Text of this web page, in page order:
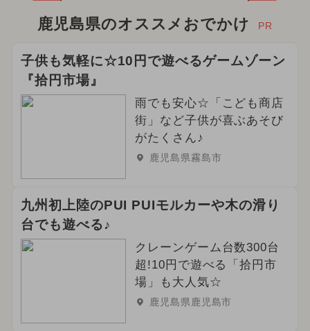
鹿児島県のオススメおでかけ PR
子供も気軽に☆10円で遊べるゲームゾーン
『拾円市場』
雨でも安心☆「こども商店
街」など子供が喜ぶあそび
がたくさん♪
鹿児島県霧島市
九州初上陸のPUI PUIモルカーや木の滑り
台でも遊べる♪
クレーンゲーム台数300台
超!10円で遊べる「拾円市
場」も大人気☆
鹿児島県鹿児島市